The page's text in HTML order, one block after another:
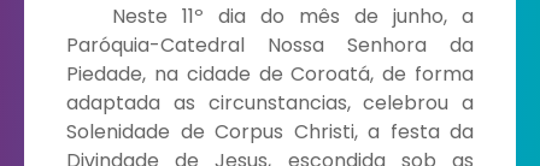
Neste 11º dia do mês de junho, a
Paróquia-Catedral Nossa Senhora da
Piedade, na cidade de Coroatá, de forma
adaptada as circunstancias, celebrou a
Solenidade de Corpus Christi, a festa da
Divindade de Jesus, escondida sob as